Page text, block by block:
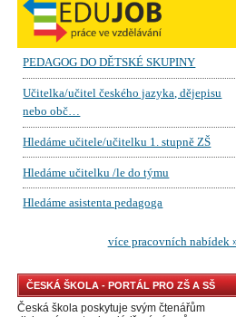
ČESKÁ ŠKOLA - PORTÁL PRO ZŠ A SŠ
Česká škola poskytuje svým čtenářům